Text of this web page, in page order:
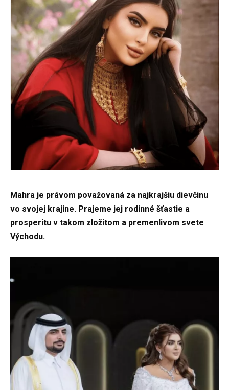
Mahra je právom považovaná za najkrajšiu dievčinu
vo svojej krajine. Prajeme jej rodinné šťastie a
prosperitu v takom zložitom a premenlivom svete
Východu.